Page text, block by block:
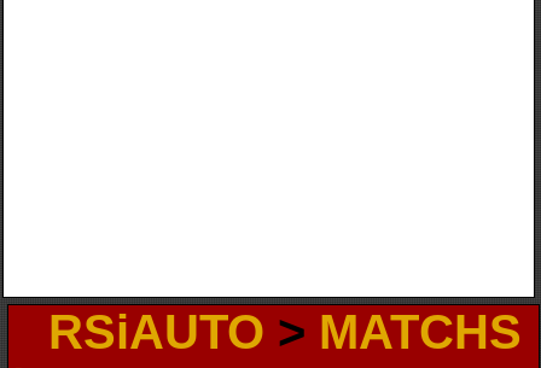
RSiAUTO > MATCHS